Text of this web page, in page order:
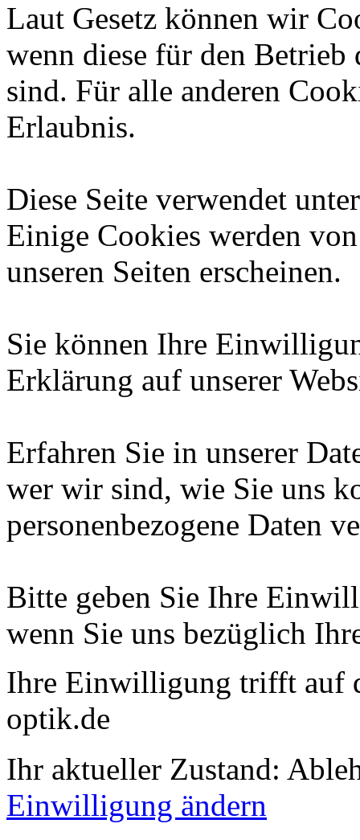
Laut Gesetz können wir
wenn diese für den
sind. Für alle anderen
Erlaubnis.
Diese Seite verwendet
Einige Cookies werden
unseren Seiten erscheinen.
Sie können Ihre
Erklärung auf unserer
Erfahren Sie in unserer
wer wir sind, wie Sie uns
personenbezogene Daten
Bitte geben Sie Ihre
wenn Sie uns bezüglich
Ihre Einwilligung trifft auf
optik.de
Ihr aktueller Zustand:
Einwilligung ändern